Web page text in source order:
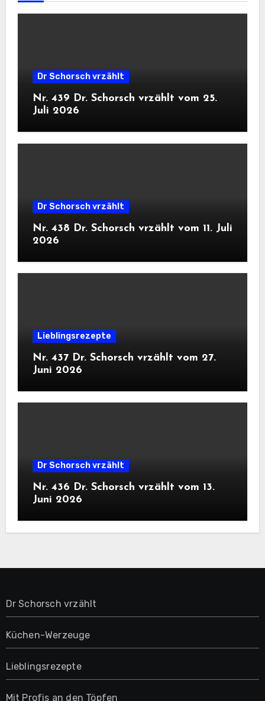
Dr Schorsch vrzählt
Nr. 439 Dr. Schorsch vrzählt vom 25.
Juli 2026
Dr Schorsch vrzählt
Nr. 438 Dr. Schorsch vrzählt vom 11. Juli
2026
Lieblingsrezepte
Nr. 437 Dr. Schorsch vrzählt vom 27.
Juni 2026
Dr Schorsch vrzählt
Nr. 436 Dr. Schorsch vrzählt vom 13.
Juni 2026
Dr Schorsch vrzählt
Küchen-Werzeuge
Lieblingsrezepte
Mit Profis an den Töpfen